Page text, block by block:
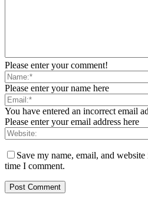
Please enter your comment!
Please enter your name here
You have entered an incorrect email
Please enter your email address here
Save my name, email, and
time I comment.